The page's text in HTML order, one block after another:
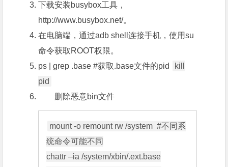
下载安装busybox工具，
http://www.busybox.net/。
在电脑端，通过adb shell连接手机，使用su
命令获取ROOT权限。
ps | grep .base #获取.base文件的pid
kill
pid
删除恶意bin文件
mount -o remount rw /system  #不同系
统命令可能不同
chattr –ia /system/xbin/.ext.base